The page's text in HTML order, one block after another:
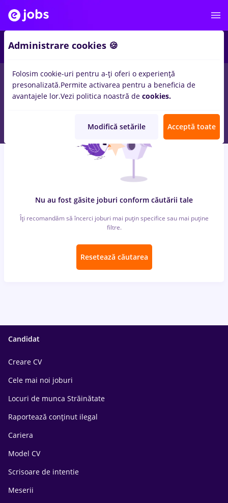
locuri de muncajumbo, Part time inTimisoarapentru
StudentinConstructii / Instalatii, IT / Telecom
Nu au fost găsite joburi conform căutării tale
Îți recomandăm să încerci joburi mai puțin specifice sau mai puține
filtre.
Resetează căutarea
Candidat
Creare CV
Cele mai noi joburi
Locuri de munca Străinătate
Raportează conținut ilegal
Cariera
Model CV
Scrisoare de intentie
Meserii
Administrare cookies 🍪
Folosim cookie-uri pentru a-ți oferi o experiență
presonalizată.Permite activarea pentru a beneficia de
avantajele lor.Vezi politica noastră de cookies.
Modifică setările Acceptă toate